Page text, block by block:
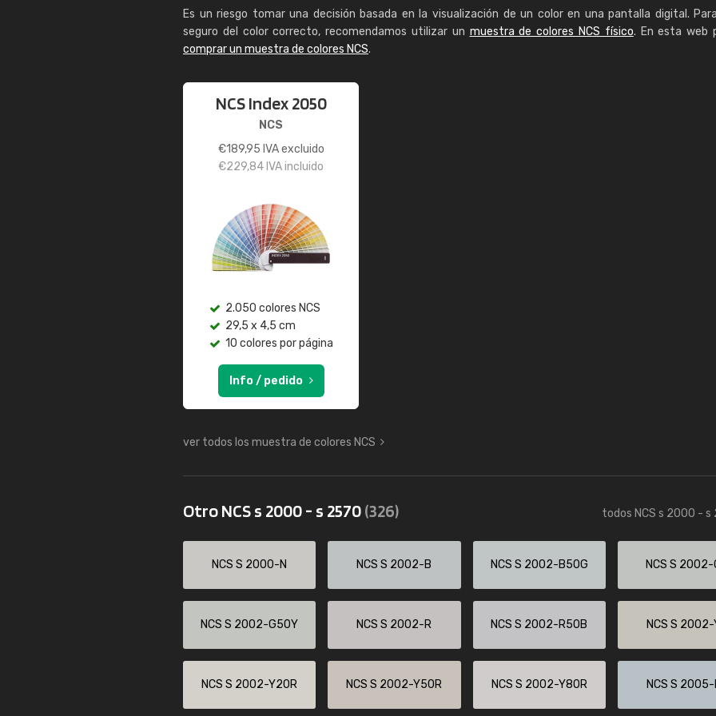
Es un riesgo tomar una decisión basada en la visualización de un color en una pantalla digital.
seguro del color correcto, recomendamos utilizar un muestra de colores NCS físico. En esta web
comprar un muestra de colores NCS.
NCS Index 2050
NCS
€189,95 IVA excluido
€229,84 IVA incluido
2.050 colores NCS
29,5 x 4,5 cm
10 colores por página
Info / pedido
ver todos los muestra de colores NCS
Otro NCS s 2000 - s 2570(326) todos NCS s 2000 - s
NCS S 2000-N NCS S 2002-B NCS S 2002-B50G NCS S 2002-
NCS S 2002-G50Y NCS S 2002-R NCS S 2002-R50B NCS S 2002-
NCS S 2002-Y20R NCS S 2002-Y50R NCS S 2002-Y80R NCS S 2005-